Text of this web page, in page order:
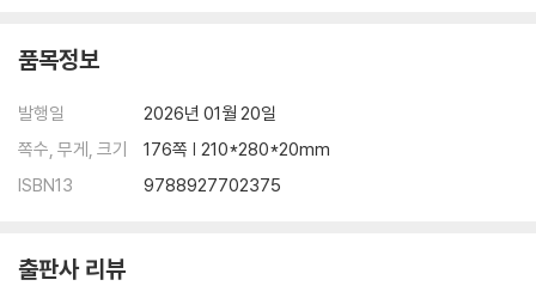
품목정보
발행일
2026년 01월 20일
쪽수, 무게, 크기
176쪽 | 210*280*20mm
ISBN13
9788927702375
출판사 리뷰